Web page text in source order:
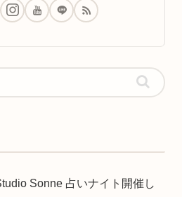
Sonne 占いナイト開催し